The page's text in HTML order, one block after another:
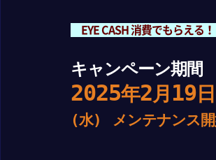
EYE CASH 消費でもらえる
キャンペーン期間
2025年2月 19 日
(水)
メンテナンス